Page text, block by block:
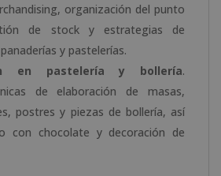
organización del punto
de stock y estrategias de
y pastelerías.
en pastelería y bollería.
de elaboración de masas,
postres y piezas de bollería, así
con chocolate y decoración de